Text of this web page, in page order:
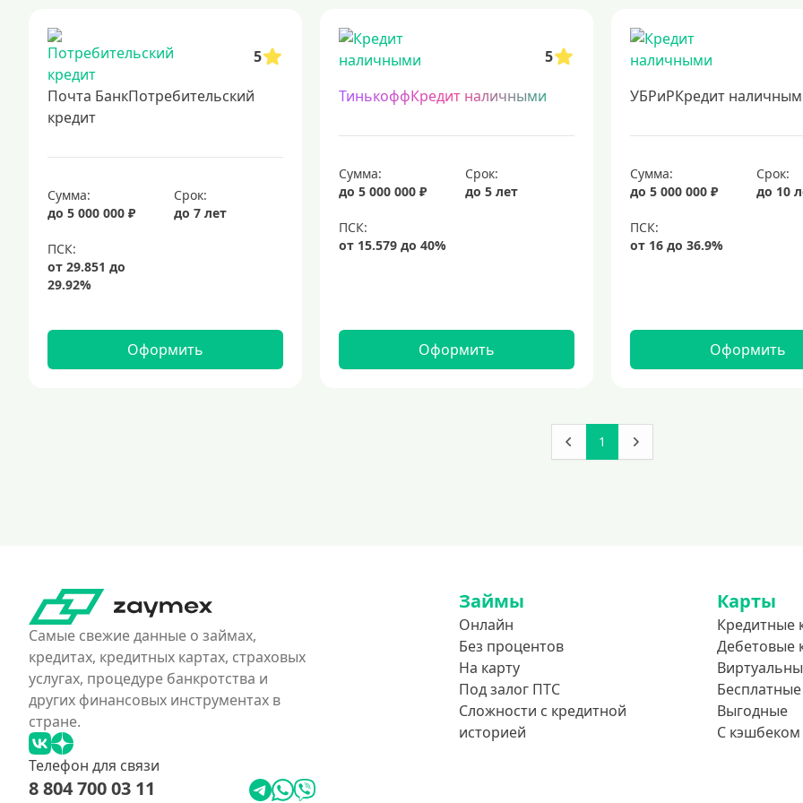
5
Почта БанкПотребительский
кредит
Сумма:
до 5 000 000 ₽
Срок:
до 7 лет
Оформить
5
ТинькоффКредит наличными
Сумма:
до 5 000 000 ₽
Срок:
до 5 лет
Оформить
УБРиРКредит
Сумма:
до 5 000 000 ₽
Срок:
до 10
Оформить
1
Самые свежие данные о займах,
кредитах, кредитных картах, страховых
услугах, процедуре банкротства и
других финансовых инструментах в
стране.
Телефон для связи
8 804 700 03 11
Займы
Онлайн
Без процентов
На карту
Под залог ПТС
Сложности с кредитной
историей
Карты
Кредитные
Дебетовые
Бесплатные
Выгодные
С кэшбеком